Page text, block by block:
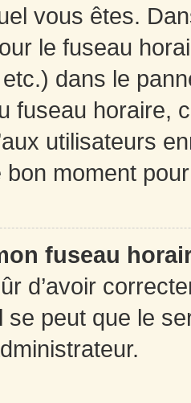
vous êtes.
le fuseau
dans le
fuseau horaire,
utilisateurs
bon moment
fuseau
d’avoir
se peut que le